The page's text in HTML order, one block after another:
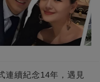
連續紀念14年，遇見